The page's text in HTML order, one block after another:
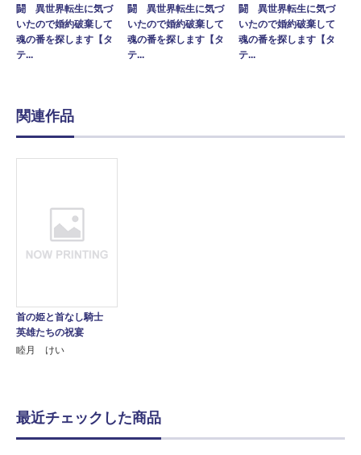
闘 異世界転生に気づ
いたので婚約破棄して
魂の番を探します【タ
テ...
闘 異世界転生に気づ
いたので婚約破棄して
魂の番を探します【タ
テ...
闘 異世界転生に気づ
いたので婚約破棄して
魂の番を探します【タ
テ...
関連作品
首の姫と首なし騎士
英雄たちの祝宴
睦月 けい
最近チェックした商品